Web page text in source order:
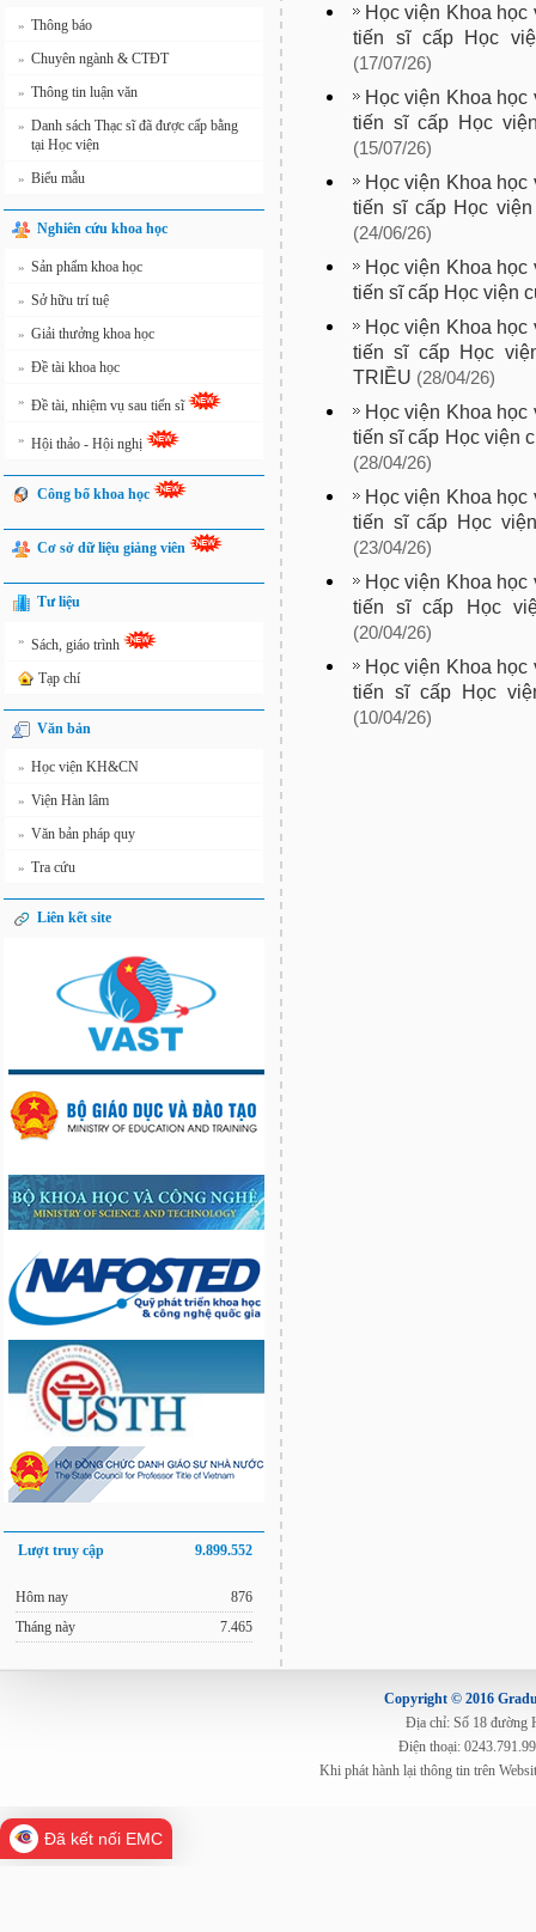
» Thông báo
» Chuyên ngành & CTĐT
» Thông tin luận văn
» Danh sách Thạc sĩ đã được cấp bằng
tại Học viện
» Biểu mẫu
Nghiên cứu khoa học
» Sản phẩm khoa học
» Sở hữu trí tuệ
» Giải thưởng khoa học
» Đề tài khoa học
» Đề tài, nhiệm vụ sau tiến sĩ
» Hội thảo - Hội nghị
Công bố khoa học
Cơ sở dữ liệu giảng viên
Tư liệu
» Sách, giáo trình
Tạp chí
Văn bản
» Học viện KH&CN
» Viện Hàn lâm
» Văn bản pháp quy
» Tra cứu
Liên kết site
Lượt truy cập 9.899.552
Hôm nay
Tháng này
876
7.465
Học viện Khoa học
tiến sĩ cấp Học
(17/07/26)
Học viện Khoa học
tiến sĩ cấp Học
(15/07/26)
Học viện Khoa học
tiến sĩ cấp Học
(24/06/26)
Học viện Khoa học
tiến sĩ cấp Học viện
Học viện Khoa học
tiến sĩ cấp Học
TRIỀU (28/04/26)
Học viện Khoa học
tiến sĩ cấp Học viện
(28/04/26)
Học viện Khoa học
tiến sĩ cấp Học
(23/04/26)
Học viện Khoa học
tiến sĩ cấp Học
(20/04/26)
Học viện Khoa học
tiến sĩ cấp Học
(10/04/26)
Copyright © 2016
Địa chỉ: Số 18 đường
Điện thoại:
Khi phát hành lại thông tin trên
Đã kết nối EMC